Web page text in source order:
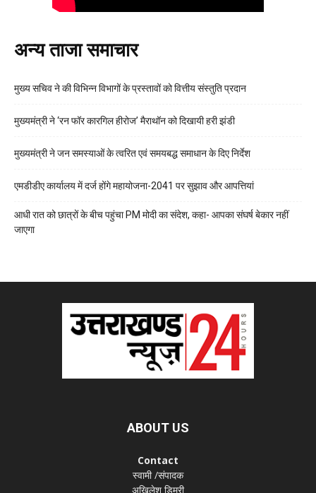
अन्य ताजा समाचार
मुख्य सचिव ने की विभिन्न विभागों के प्रस्तावों को वित्तीय संस्तुति प्रदान
मुख्यमंत्री ने ‘रन फॉर कारगिल हीरोज’ मैराथॉन को दिखायी हरी झंडी
मुख्यमंत्री ने जन समस्याओं के त्वरित एवं समयबद्ध समाधान के दिए निर्देश
एमडीडीए कार्यालय में दर्ज होंगे महायोजना-2041 पर सुझाव और आपत्तियां
आधी रात को छात्रों के बीच पहुंचा PM मोदी का संदेश, कहा- आपका संघर्ष बेकार नहीं
जाएगा
ABOUT US
Contact
स्वामी /संपादक
अखिलेश डिमरी